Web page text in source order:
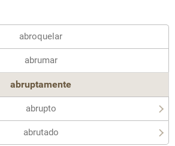
abroquelar
abrumar
abruptamente
abrupto
abrutado